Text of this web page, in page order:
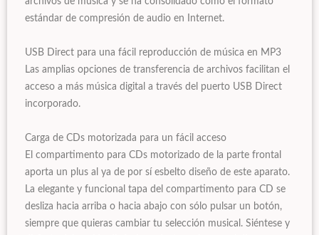
estándar de compresión de audio en Internet.
USB Direct para una fácil reproducción de música en MP3
Las amplias opciones de transferencia de archivos facilitan el
acceso a más música digital a través del puerto USB Direct
incorporado.
Carga de CDs motorizada para un fácil acceso
El compartimento para CDs motorizado de la parte frontal
aporta un plus al ya de por sí esbelto diseño de este aparato.
La elegante y funcional tapa del compartimento para CD se
desliza hacia arriba o hacia abajo con sólo pulsar un botón,
siempre que quieras cambiar tu selección musical. Siéntese y